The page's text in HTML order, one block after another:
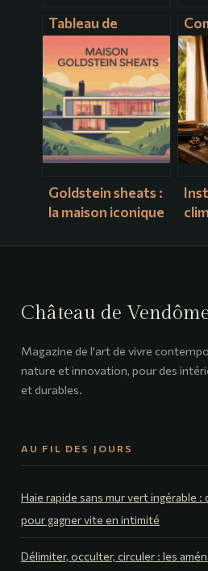
Tableau de
watt : guide
pratique pour
convertir vos
puissances
Goldstein sheats :
la maison iconique
toujours los
Château de
Magazine de l'art de vivre
nature et innovation, pour des
et durables.
AU FIL DES JOURS
Haie rapide sans mur vert ingérable
pour gagner vite en intimité
Délimiter, occulter, circuler : les